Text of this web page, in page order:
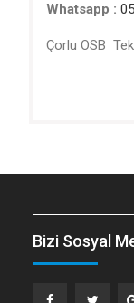
Whatsapp :
Çorlu OSB
Bizi Sosyal